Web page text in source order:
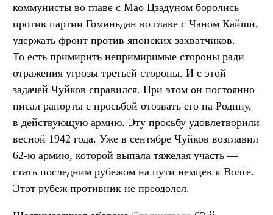
коммунисты во главе с Мао Цзэдуном боролись
против партии Гоминьдан во главе с Чаном Кайши,
удержать фронт против японских захватчиков.
То есть примирить непримиримые стороны ради
отражения угрозы третьей стороны. И с этой
задачей Чуйков справился. При этом он постоянно
писал рапорты с просьбой отозвать его на Родину,
в действующую армию. Эту просьбу удовлетворили
весной 1942 года. Уже в сентябре Чуйков возглавил
62-ю армию, которой выпала тяжелая участь —
стать последним рубежом на пути немцев к Волге.
Этот рубеж противник не преодолел.